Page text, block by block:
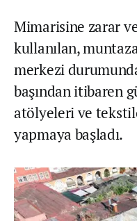
Mimarisine zarar
kullanılan,
merkezi
başından itibaren
atölyeleri ve
yapmaya başladı.